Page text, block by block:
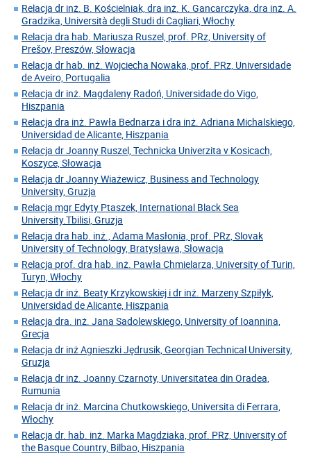
Relacja dr inż. B. Kościelniak, dra inż. K. Gancarczyka, dra inż. A.
Gradzika, Università degli Studi di Cagliari, Włochy
Relacja dra hab. Mariusza Ruszel, prof. PRz, University of
Prešov, Preszów, Słowacja
Relacja dr hab. inż. Wojciecha Nowaka, prof. PRz, Universidade
de Aveiro, Portugalia
Relacja dr inż. Magdaleny Radoń, Universidade do Vigo,
Hiszpania
Relacja dra inż. Pawła Bednarza i dra inż. Adriana Michalskiego,
Universidad de Alicante, Hiszpania
Relacja dr Joanny Ruszel, Technicka Univerzita v Kosicach,
Koszyce, Słowacja
Relacja dr Joanny Wiażewicz, Business and Technology
University, Gruzja
Relacja mgr Edyty Ptaszek, International Black Sea
University.Tbilisi, Gruzja
Relacja dra hab. inż., Adama Masłonia, prof. PRz, Slovak
University of Technology, Bratysława, Słowacja
Relacja prof. dra hab. inż. Pawła Chmielarza, University of Turin,
Turyn, Włochy
Relacja dr inż. Beaty Krzykowskiej i dr inż. Marzeny Szpiłyk,
Universidad de Alicante, Hiszpania
Relacja dra. inż. Jana Sadolewskiego, University of Ioannina,
Grecja
Relacja dr inż Agnieszki Jędrusik, Georgian Technical University,
Gruzja
Relacja dr inż. Joanny Czarnoty, Universitatea din Oradea,
Rumunia
Relacja dr inż. Marcina Chutkowskiego, Universita di Ferrara,
Włochy
Relacja dr. hab. inż. Marka Magdziaka, prof. PRz, University of
the Basque Country, Bilbao, Hiszpania